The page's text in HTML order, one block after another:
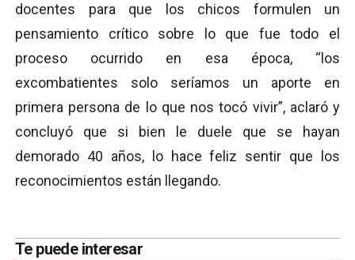
docentes para que los chicos formulen un
pensamiento crítico sobre lo que fue todo el
proceso ocurrido en esa época, “los
excombatientes solo seríamos un aporte en
primera persona de lo que nos tocó vivir”, aclaró y
concluyó que si bien le duele que se hayan
demorado 40 años, lo hace feliz sentir que los
reconocimientos están llegando.
Te puede interesar